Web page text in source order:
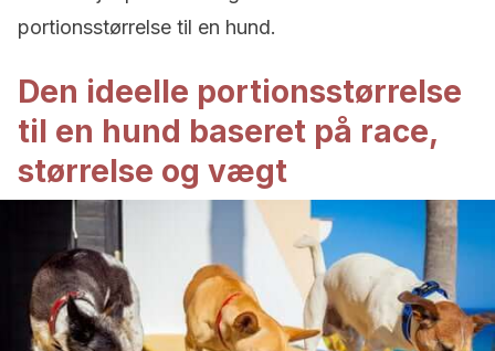
portionsstørrelse til en hund.
Den ideelle portionsstørrelse
til en hund baseret på race,
størrelse og vægt